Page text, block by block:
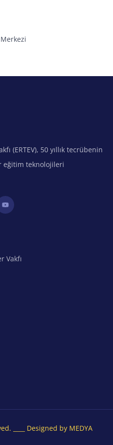
(ERTEV), 50 yıllık tecrübenin
eğitim teknolojileri
Vakfı
____ Designed by MEDYA